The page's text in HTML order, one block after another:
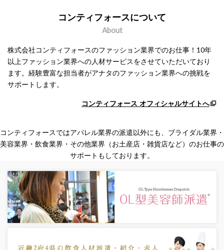
コンティフォースについて
About
株式会社コンティフォースのファッション業界でのお仕事！10年
以上ファッション業界への人材サービスをさせていただいており
ます。経験豊富な担当者がアナタのファッション業界への挑戦を
サポートします。
コンティフォース オフィシャルサイトへ
コンティフォースではアパレル業界の派遣以外にも、ブライダル業界・
美容業界・飲食業界・ その他業界（お土産店・雑貨店など）のお仕事の
サポートもしております。